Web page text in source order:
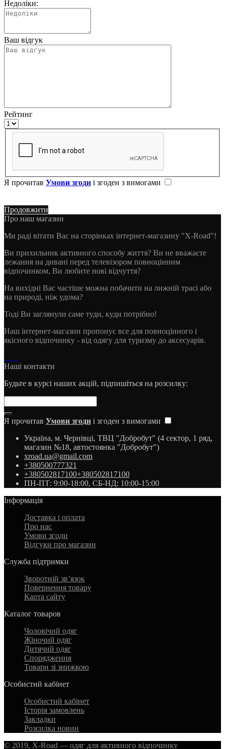
Недоліки:
Ваш відгук
Рейтинг
Я прочитав Умови згоди і згоден з вимогами
Продовжити
Про наш магазин
Ми раді вітати Вас на сторінках інтернет-магазину "X-Road"!
Ви прихильник активного способу життя? Ви не вважаєте
лежання на дивані перед телевізором повноцінним
відпочинком, Ви любите нові відчуття?
На вихідні Вас частіше можна побачити на лижній трасі або
на природі, ніж удома?
Тоді Ви заглянули саме туди, куди потрібно!
Наш інтернет-магазин пропонує все для повноцінного і
якісного відпочинку - від одягу для туризму до аксесуарів.
Наші контакти
Будьте в курсі наших акцій, підпишіться на розсилку:
Я прочитав Умови згоди і згоден з вимогами
Україна, м. Чернівці, ТВЦ "Добробут" (4 сектор, 1 ряд,
магазин №18, автостоянка "Добробут")
xroad.ua@gmail.com
+380500777321
+380502817100+380502817100
ПН-ПТ: 9:00-18:00, СБ-НД: 10:00-15:00
Інформація
Доставка і оплата
Про нас
Умови згоди
Відгуки про магазин
Служба підтримки
Зворотній зв’язок
Повернення товару
Карта сайту
Каталог товаров
Чоловічий одяг
Жіночий одяг
Дитячий одяг
Спорядження
Товари зі знижкою
Особистий кабінет
Особистий кабінет
Історія замовлень
Закладки
Розсилка новин
© 2019, X-Road — одяг для активного відпочинку